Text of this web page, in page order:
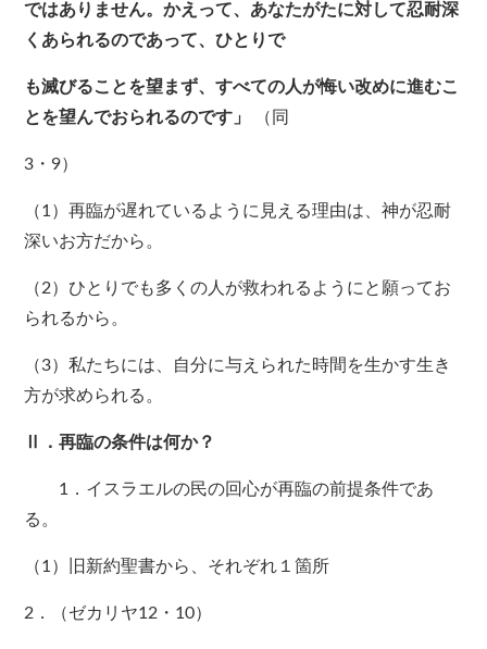
ではありません。かえって、あなたがたに対して忍耐深
くあられるのであって、ひとりで
も滅びることを望まず、すべての人が悔い改めに進むこ
とを望んでおられるのです」
（同
3・9）
（1）再臨が遅れているように見える理由は、神が忍耐
深いお方だから。
（2）ひとりでも多くの人が救われるようにと願ってお
られるから。
（3）私たちには、自分に与えられた時間を生かす生き
方が求められる。
Ⅱ．再臨の条件は何か？
1．イスラエルの民の回心が再臨の前提条件であ
る。
（1）旧新約聖書から、それぞれ１箇所
2．（ゼカリヤ12・10）